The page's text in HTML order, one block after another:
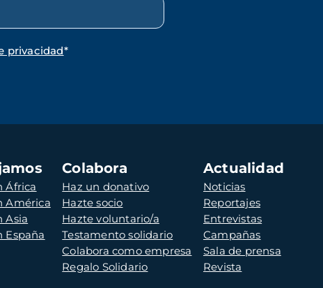
privacidad*
África
América
Asia
España
Colabora
Haz un donativo
Hazte socio
Hazte voluntario/a
Testamento solidario
Colabora como empresa
Regalo Solidario
Actualidad
Noticias
Reportajes
Entrevistas
Campañas
Sala de prensa
Revista